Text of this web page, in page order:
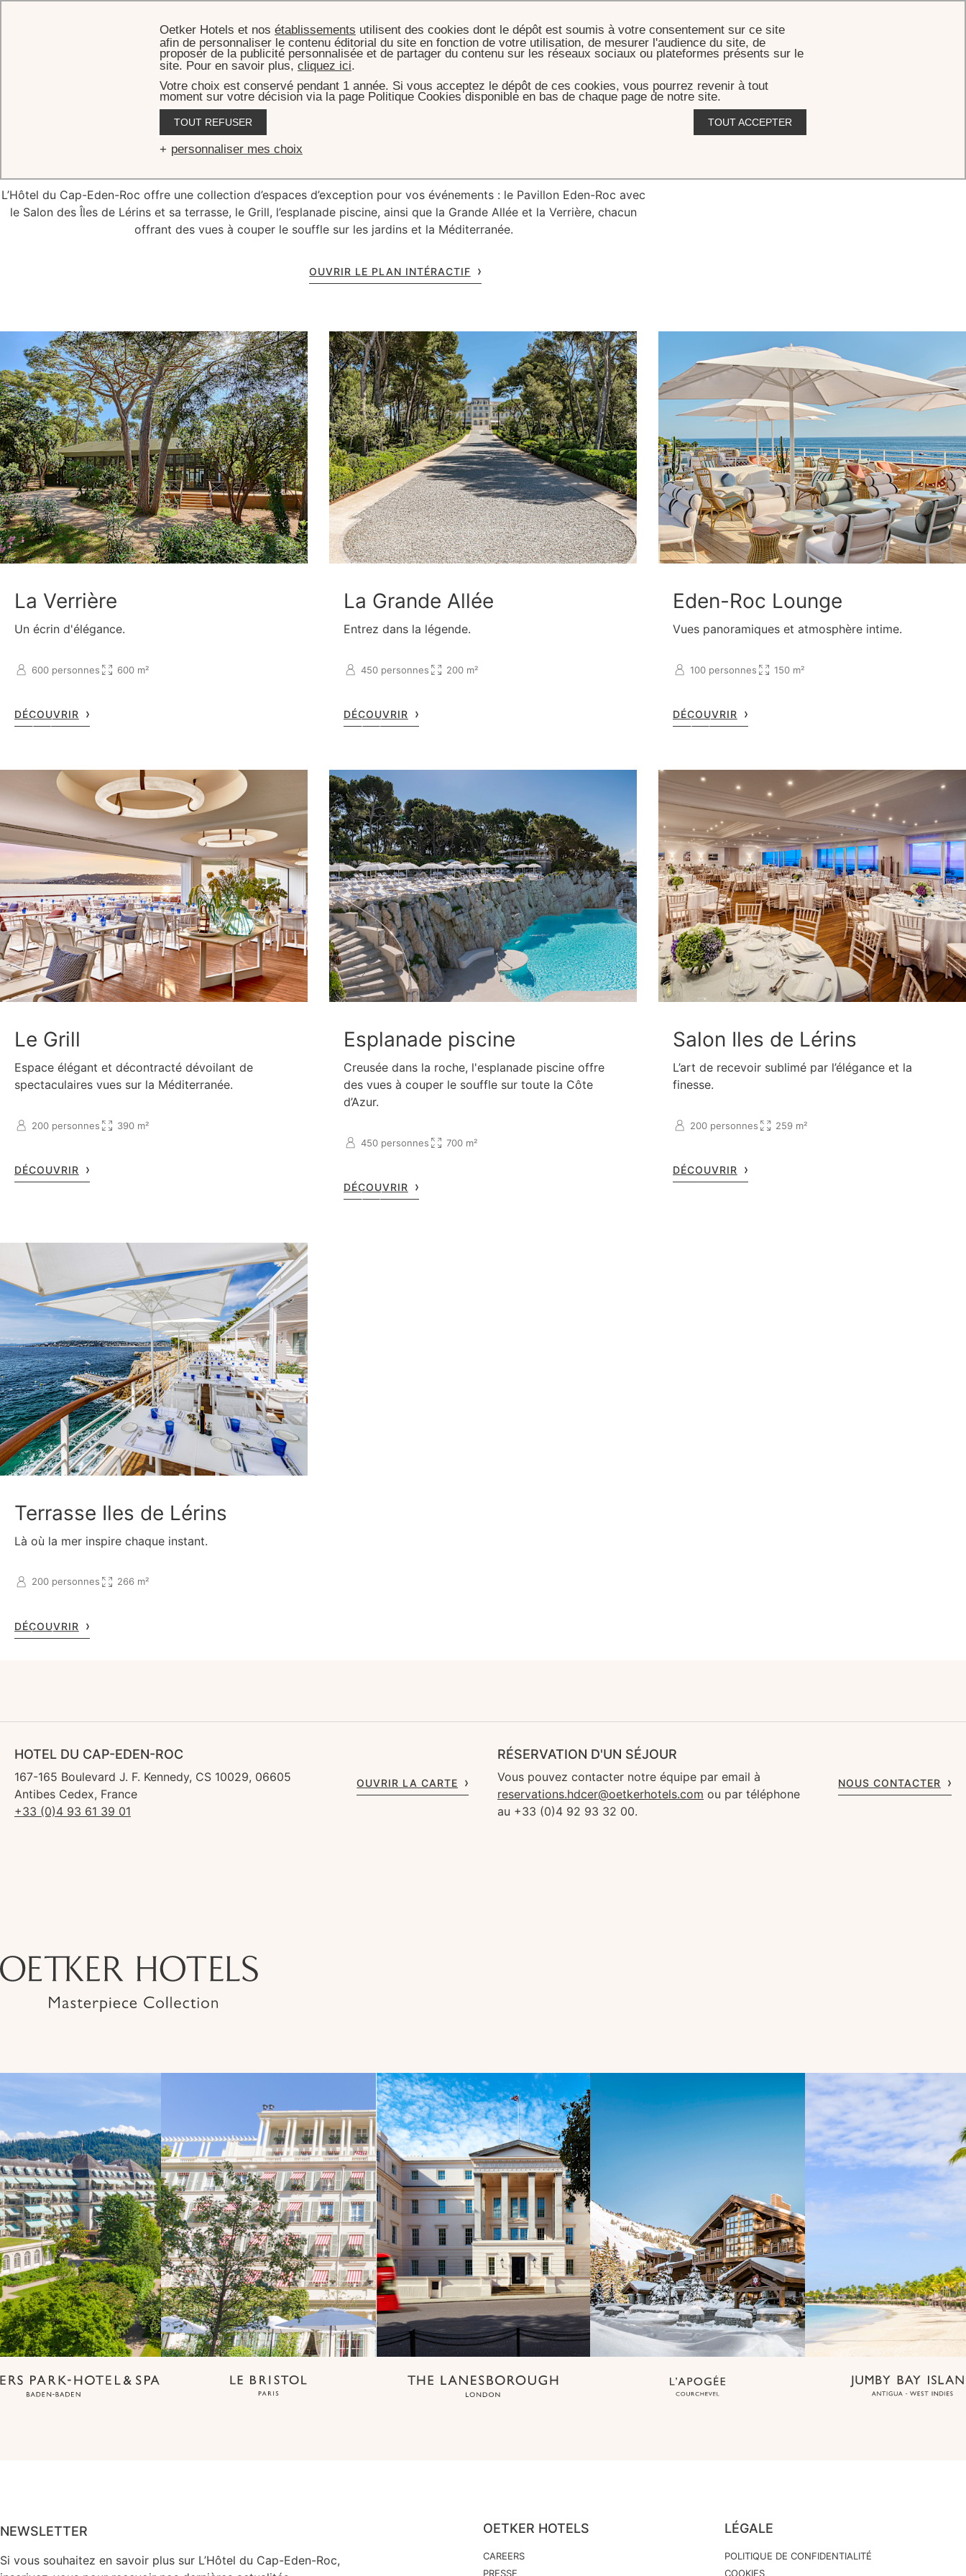
Les salons de
L’Hôtel du Cap-Eden-Roc offre une collection d’espaces d’exception pour vos événements : le Pavillon Eden-Roc avec
le Salon des Îles de Lérins et sa terrasse, le Grill, l’esplanade piscine, ainsi que la Grande Allée et la Verrière, chacun
offrant des vues à couper le souffle sur les jardins et la Méditerranée.
OUVRIR LE PLAN INTÉRACTIF
La Verrière
Un écrin d'élégance.
600 personnes 600 m²
DÉCOUVRIR
La Grande Allée
Entrez dans la légende.
450 personnes 200 m²
DÉCOUVRIR
Eden-Roc Lounge
Vues panoramiques et atmosphère intime.
100 personnes 150 m²
DÉCOUVRIR
Le Grill
Espace élégant et décontracté dévoilant de
spectaculaires vues sur la Méditerranée.
200 personnes 390 m²
DÉCOUVRIR
Esplanade piscine
Creusée dans la roche, l'esplanade piscine offre
des vues à couper le souffle sur toute la Côte
d’Azur.
450 personnes 700 m²
DÉCOUVRIR
Salon Iles de Lérins
L’art de recevoir sublimé par l’élégance et la
finesse.
200 personnes 259 m²
DÉCOUVRIR
Terrasse Iles de Lérins
Là où la mer inspire chaque instant.
200 personnes 266 m²
DÉCOUVRIR
HOTEL DU CAP-EDEN-ROC
167-165 Boulevard J. F. Kennedy, CS 10029, 06605
Antibes Cedex, France
+33 (0)4 93 61 39 01
OUVRIR LA CARTE
RÉSERVATION D'UN SÉJOUR
Vous pouvez contacter notre équipe par email à
reservations.hdcer@oetkerhotels.com ou par téléphone
au +33 (0)4 92 93 32 00.
NOUS CONTACTER
NEWSLETTER
Si vous souhaitez en savoir plus sur L’Hôtel du Cap-Eden-Roc,
OETKER HOTELS
CAREERS
PRESSE
LÉGALE
POLITIQUE DE CONFIDENTIALITÉ
COOKIES
Oetker Hotels et nos établissements utilisent des cookies dont le dépôt est soumis à votre consentement sur ce site
afin de personnaliser le contenu éditorial du site en fonction de votre utilisation, de mesurer l'audience du site, de
proposer de la publicité personnalisée et de partager du contenu sur les réseaux sociaux ou plateformes présents sur le
site. Pour en savoir plus, cliquez ici.
Votre choix est conservé pendant 1 année. Si vous acceptez le dépôt de ces cookies, vous pourrez revenir à tout
moment sur votre décision via la page Politique Cookies disponible en bas de chaque page de notre site.
TOUT REFUSER TOUT ACCEPTER
personnaliser mes choix